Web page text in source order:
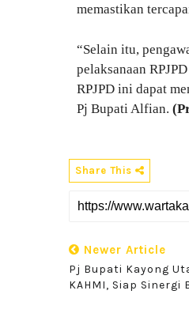
memastikan
“Selain itu,
pelaksanaan
RPJPD ini dapat
Pj Bupati Alfian.
Share This
Newer Article
Pj Bupati Kayong
KAHMI, Siap Sinergi